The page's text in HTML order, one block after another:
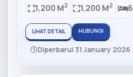
1,200 M2 1,200 M2 6
LIHAT DETAIL HUBUNGI
Diperbarui 31 January 2026